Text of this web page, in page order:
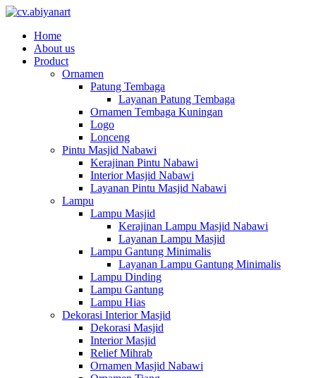
Home
About us
Product
Ornamen
Patung Tembaga
Layanan Patung Tembaga
Ornamen Tembaga Kuningan
Logo
Lonceng
Pintu Masjid Nabawi
Kerajinan Pintu Nabawi
Interior Masjid Nabawi
Layanan Pintu Masjid Nabawi
Lampu
Lampu Masjid
Kerajinan Lampu Masjid Nabawi
Layanan Lampu Masjid
Lampu Gantung Minimalis
Layanan Lampu Gantung Minimalis
Lampu Dinding
Lampu Gantung
Lampu Hias
Dekorasi Interior Masjid
Dekorasi Masjid
Interior Masjid
Relief Mihrab
Ornamen Masjid Nabawi